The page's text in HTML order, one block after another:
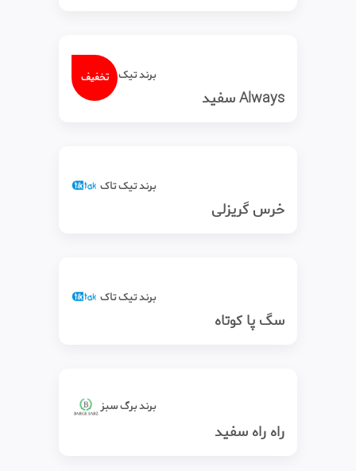
تخفیفبرند تیک‌ تاک
Always سفید
برند تیک‌ تاک
خرس گریزلی
برند تیک‌ تاک
سگ پا کوتاه
برند برگ سبز
راه راه سفید